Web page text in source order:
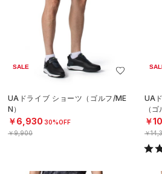
SALE
UAドライブ ショーツ（ゴルフ/ME
N）
￥6,930 30%OFF
￥9,900
UA
（
￥
￥